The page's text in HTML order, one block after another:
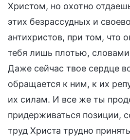
Христом, но охотно
этих безрассудных и
антихристов, при том, что
тебя лишь плотью,
Даже сейчас твое сердце
обращается к ним, к их
их силам. И все же ты
придерживаться позиции,
труд Христа трудно